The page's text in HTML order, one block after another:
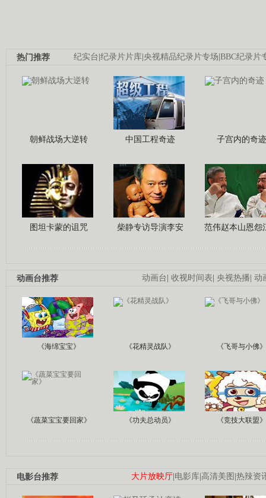
纪实台 纪录片片库 央视精品纪录片专场 BBC纪录片
热门推荐
朝鲜战场大逆转 中国工程奇迹 子宫内的奇迹
图坦卡蒙的诅咒 柴静专访导演李安 范伟赵本山恩怨
动画台 收视时间表 央视热播 动
动画台推荐
《海绵宝宝》 《花精灵战队》 《飞哥与小佛》
《蔬菜宝宝要回家》 《功夫总动员》 《竞技大联盟》
大片放映厅 电影库 高清美图 热辣资
电影台推荐